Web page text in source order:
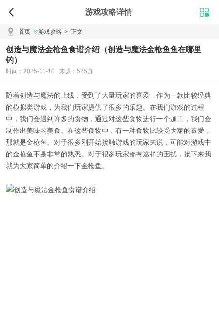
游戏攻略详情
首页 游戏攻略 > 正文
创造与魔法金枪鱼食谱介绍（创造与魔法金枪鱼鱼在哪里
钓）
时间：2025-11-10 来源：525游
随着创造与魔法的上线，受到了大量玩家的喜爱，作为一款比较经典
的模拟类游戏，为我们玩家提供了很多的乐趣。在我们游戏的过程
中，我们会遇到许多的食物，通过对这些食物进行一个加工，我们会
制作出美味的美食。在这些食物中，有一种食物比较受大家的喜爱，
那就是金枪鱼。对于很多刚开始接触游戏的玩家来说，可能对游戏中
的金枪鱼不是非常的熟悉。对于很多玩家都有这样的困扰，接下来我
就为大家简单的介绍一下金枪鱼。